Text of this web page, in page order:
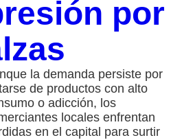
por
la demanda persiste por
de productos con alto
o adicción, los
locales enfrentan
en el capital para surtir